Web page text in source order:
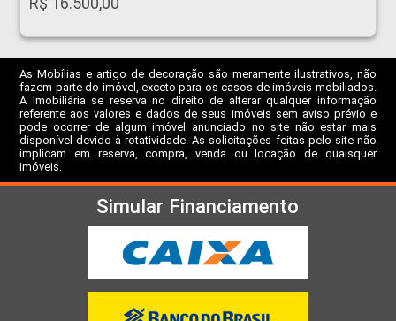
As Mobílias e artigo de decoração são meramente ilustrativos, não
fazem parte do imóvel, exceto para os casos de imóveis mobiliados.
A Imobiliária se reserva no direito de alterar qualquer informação
referente aos valores e dados de seus imóveis sem aviso prévio e
pode ocorrer de algum imóvel anunciado no site não estar mais
disponível devido à rotatividade. As solicitações feitas pelo site não
implicam em reserva, compra, venda ou locação de quaisquer
imóveis.
Simular Financiamento